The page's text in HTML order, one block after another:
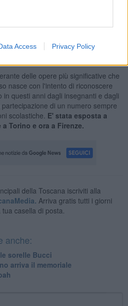
Access Privacy Policy
in una
ogniRegionepartecipano ogni anno
la Shoah
al Quirinale
in occasione del
delle opere più significative che
nasce con l'intento di riconoscere
in questi anni dagli insegnanti e dagli
di un numero sempre
scolastiche. E' stata esposta a
Torino e ora a Firenze.
della Toscana iscriviti alla
Arriva gratis tutti i giorni
casella di posta.
anche:
sorelle Bucci
arriva il memoriale